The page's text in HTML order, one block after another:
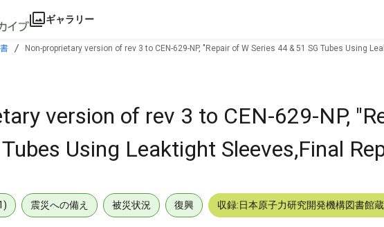
ギャラリー
Non-proprietary version of rev 3 to CEN-629-NP, "Repair of W Series 44 & 51 SG Tubes Using
version of rev 3 to CEN-629-NP,
Using Leaktight Sleeves,Final
震災への備え 被災状況 復興 収録:日本原子力研究開発機構図書館